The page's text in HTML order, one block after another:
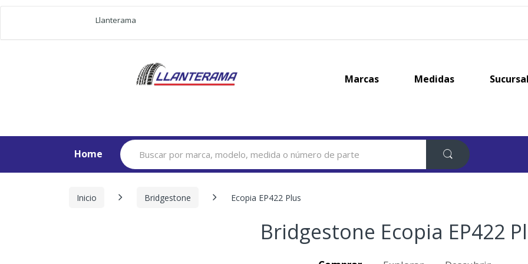
Llanterama
Marcas Medidas
Home
Search
for:
Inicio Bridgestone Ecopia EP422 Plus
Bridgestone Ecopia EP422